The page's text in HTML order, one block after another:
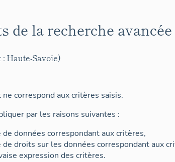
de la recherche avancée
Haute-Savoie)
correspond aux critères saisis.
par les raisons suivantes :
de données correspondant aux critères,
de droits sur les données correspondant aux
expression des critères.